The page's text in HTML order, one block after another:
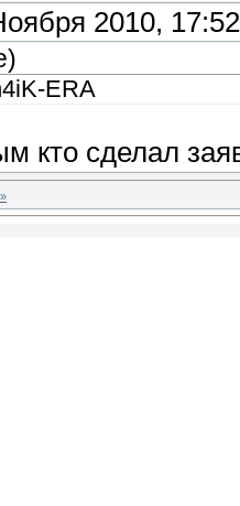
2010,
)
ERA
кто сделал
»